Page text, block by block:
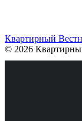
Квартирный
© 2026